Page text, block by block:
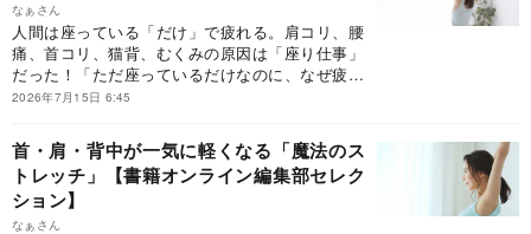
なぁさん
人間は座っている「だけ」で疲れる。肩コリ、腰
痛、首コリ、猫背、むくみの原因は「座り仕事」
だった！「ただ座っているだけなのに、なぜ疲れ
てしまうのか」。その答えはシンプルで明快。
流が悪くなり、コリが生まれる」から。硬くなっ
た筋肉を徹底的にほぐし、コリをとる。それには
ストレッチしかない。
2026年7月15日 6:45
首・肩・背中が一気に軽くなる「魔法のス
トレッチ」【書籍オンライン編集部セレク
ション】
なぁさん